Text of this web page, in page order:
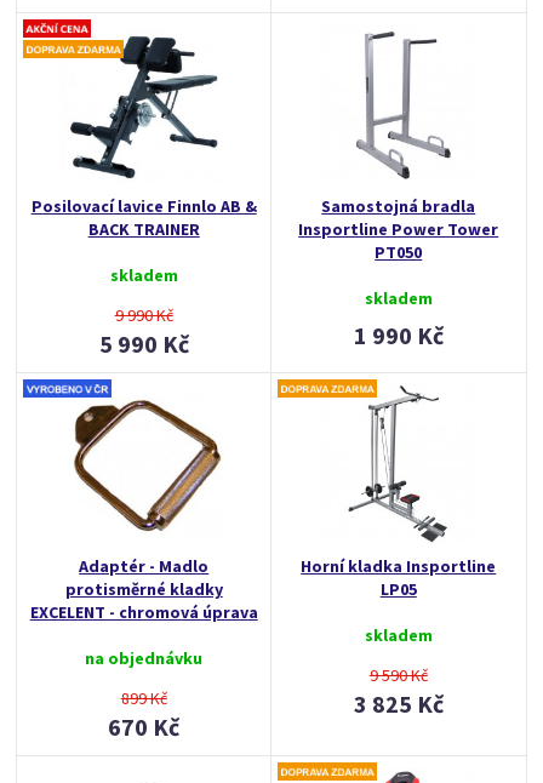
Posilovací lavice Finnlo AB &
BACK TRAINER
skladem
9 990 Kč
5 990 Kč
Samostojná bradla
Insportline Power Tower
PT050
skladem
1 990 Kč
Adaptér - Madlo
protisměrné kladky
EXCELENT - chromová úprava
na objednávku
899 Kč
670 Kč
Horní kladka Insportline
LP05
skladem
9 590 Kč
3 825 Kč